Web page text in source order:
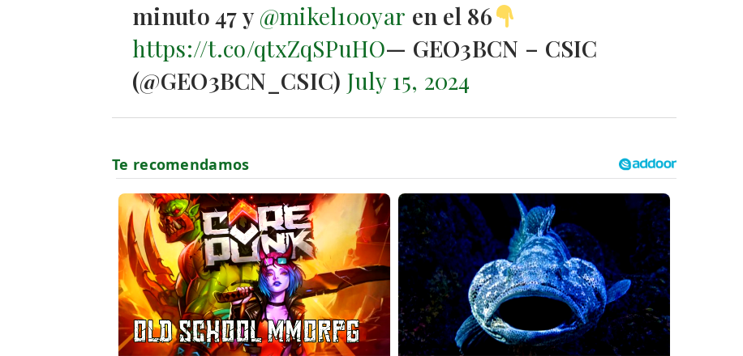
minuto 47 y @mikel10oyar en el 86
https://t.co/qtxZqSPuHO— GEO3BCN – CSIC
(@GEO3BCN_CSIC) July 15, 2024